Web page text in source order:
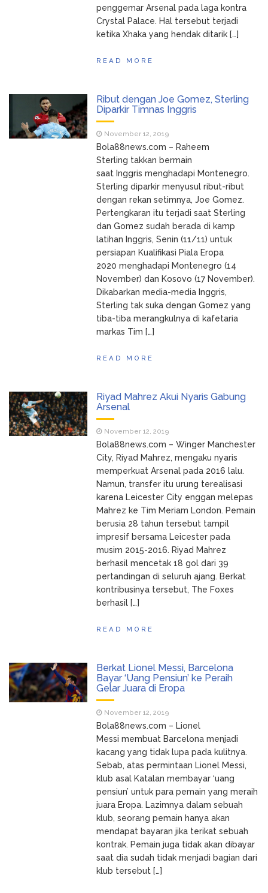
penggemar Arsenal pada laga kontra
Crystal Palace. Hal tersebut terjadi
ketika Xhaka yang hendak ditarik […]
READ MORE
Ribut dengan Joe Gomez, Sterling
Diparkir Timnas Inggris
November 12, 2019
Bola88news.com – Raheem
Sterling takkan bermain
saat Inggris menghadapi Montenegro.
Sterling diparkir menyusul ribut-ribut
dengan rekan setimnya, Joe Gomez.
Pertengkaran itu terjadi saat Sterling
dan Gomez sudah berada di kamp
latihan Inggris, Senin (11/11) untuk
persiapan Kualifikasi Piala Eropa
2020 menghadapi Montenegro (14
November) dan Kosovo (17 November).
Dikabarkan media-media Inggris,
Sterling tak suka dengan Gomez yang
tiba-tiba merangkulnya di kafetaria
markas Tim […]
READ MORE
Riyad Mahrez Akui Nyaris Gabung
Arsenal
November 12, 2019
Bola88news.com – Winger Manchester
City, Riyad Mahrez, mengaku nyaris
memperkuat Arsenal pada 2016 lalu.
Namun, transfer itu urung terealisasi
karena Leicester City enggan melepas
Mahrez ke Tim Meriam London. Pemain
berusia 28 tahun tersebut tampil
impresif bersama Leicester pada
musim 2015-2016. Riyad Mahrez
berhasil mencetak 18 gol dari 39
pertandingan di seluruh ajang. Berkat
kontribusinya tersebut, The Foxes
berhasil […]
READ MORE
Berkat Lionel Messi, Barcelona
Bayar ‘Uang Pensiun’ ke Peraih
Gelar Juara di Eropa
November 12, 2019
Bola88news.com – Lionel
Messi membuat Barcelona menjadi
kacang yang tidak lupa pada kulitnya.
Sebab, atas permintaan Lionel Messi,
klub asal Katalan membayar ‘uang
pensiun’ untuk para pemain yang meraih
juara Eropa. Lazimnya dalam sebuah
klub, seorang pemain hanya akan
mendapat bayaran jika terikat sebuah
kontrak. Pemain juga tidak akan dibayar
saat dia sudah tidak menjadi bagian dari
klub tersebut […]